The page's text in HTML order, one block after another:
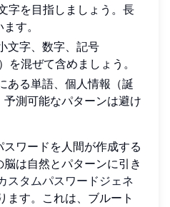
字を目指しましょう。長
す。
文字、数字、記号
を混ぜて含めましょう。
ある単語、個人情報（誕
測可能なパターンは避け
ワードを人間が作成する
は自然とパターンに引き
スタムパスワードジェネ
ます。これは、ブルート